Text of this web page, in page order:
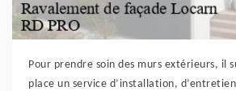
Pour prendre soin des murs extérieurs, il
place un service d’installation,